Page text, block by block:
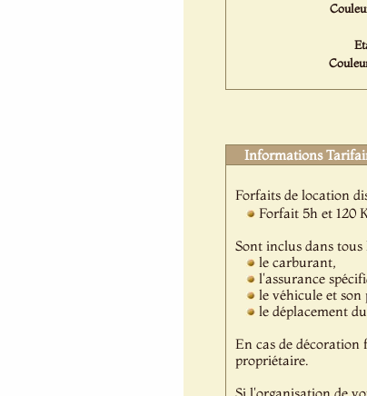
Informations
Forfaits de location
Forfait 5h et 120
Sont inclus dans tous
le carburant,
l'assurance
le véhicule et son
le déplacement
En cas de décoration
propriétaire.